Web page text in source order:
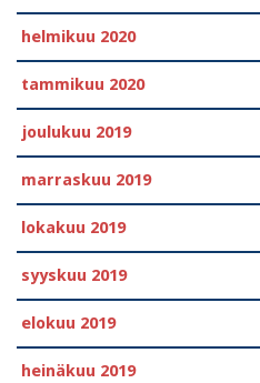
helmikuu 2020
tammikuu 2020
joulukuu 2019
marraskuu 2019
lokakuu 2019
syyskuu 2019
elokuu 2019
heinäkuu 2019